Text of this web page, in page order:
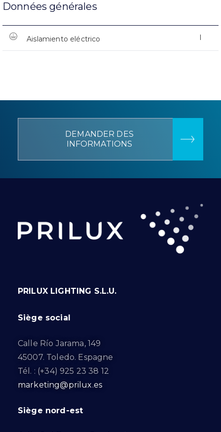
Données générales
Aislamiento eléctrico I
DEMANDER DES
INFORMATIONS
PRILUX LIGHTING S.L.U.
Siège social
Calle Río Jarama, 149
45007. Toledo. Espagne
Tél. : (+34) 925 23 38 12
marketing@prilux.es
Siège nord-est